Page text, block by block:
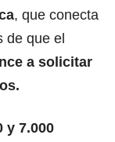
, que conecta
de que el
a solicitar
y 7.000